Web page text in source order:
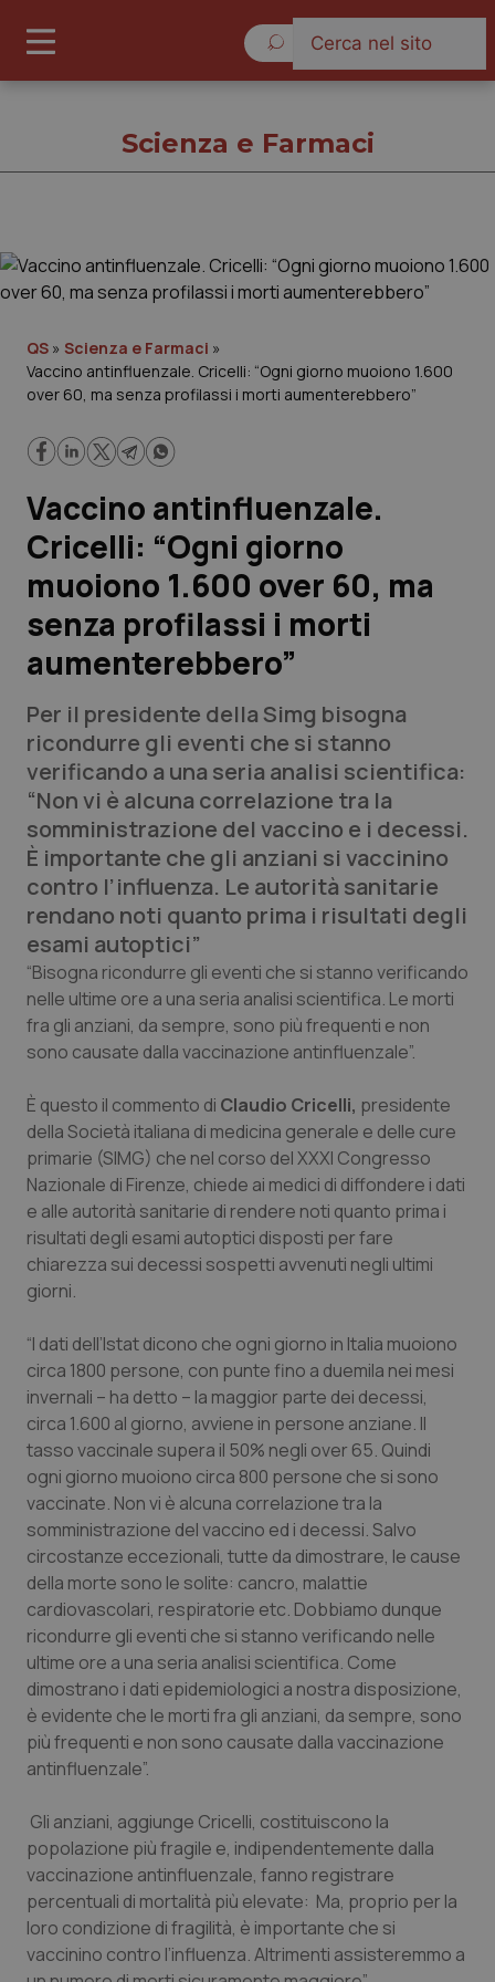
Governo e Parlamento
Regioni e Asl
Lavoro e Professioni
Scienza e Farmaci
Studi e Analisi
Lettere al direttore
Edizioni Regionali
QS Pro
Professionisti Sanitari.AI
Abruzzo
Basilicata
Calabria
Campania
Emilia-Romagna
Friuli Venezia Giulia
Lazio
Liguria
Lombardia
Marche
Molise
Piemonte
Provincia Autonoma di Bolzano
Provincia Autonoma di Trento
Puglia
Sardegna
Sicilia
Toscana
Umbria
QS Pro Gold
Artrite & artrosi
Asma & BPCO
Car-T
Colesterolo & coronaropatie
Dermatite Atopica
Diabete & glucometri
Disturbi dell’umore
Dolore
Donna & Salute
Epatiti
HIV
Infezioni & Febbre
Ipertensione & Scompenso
Malattie rare
Malattia di Crohn & Rettocolite Ulcerosa
Neuroscienze & patologie neurodegenerative
Obesità
Oftalmologia
QS Club Newsletter
Scienza e Farmaci
QS » Scienza e Farmaci »
Vaccino antinfluenzale. Cricelli: “Ogni giorno muoiono 1.600
over 60, ma senza profilassi i morti aumenterebbero”
Vaccino antinfluenzale.
Cricelli: “Ogni giorno
muoiono 1.600 over 60, ma
senza profilassi i morti
aumenterebbero”
Per il presidente della Simg bisogna
ricondurre gli eventi che si stanno
verificando a una seria analisi scientifica:
“Non vi è alcuna correlazione tra la
somministrazione del vaccino e i decessi.
È importante che gli anziani si vaccinino
contro l’influenza. Le autorità sanitarie
rendano noti quanto prima i risultati degli
esami autoptici”
“Bisogna ricondurre gli eventi che si stanno verificando
nelle ultime ore a una seria analisi scientifica. Le morti
fra gli anziani, da sempre, sono più frequenti e non
sono causate dalla vaccinazione antinfluenzale”.
È questo il commento di Claudio Cricelli, presidente
della Società italiana di medicina generale e delle cure
primarie (SIMG) che nel corso del XXXI Congresso
Nazionale di Firenze, chiede ai medici di diffondere i dati
e alle autorità sanitarie di rendere noti quanto prima i
risultati degli esami autoptici disposti per fare
chiarezza sui decessi sospetti avvenuti negli ultimi
giorni.
“I dati dell’Istat dicono che ogni giorno in Italia muoiono
circa 1800 persone, con punte fino a duemila nei mesi
invernali – ha detto – la maggior parte dei decessi,
circa 1.600 al giorno, avviene in persone anziane. Il
tasso vaccinale supera il 50% negli over 65. Quindi
ogni giorno muoiono circa 800 persone che si sono
vaccinate. Non vi è alcuna correlazione tra la
somministrazione del vaccino ed i decessi. Salvo
circostanze eccezionali, tutte da dimostrare, le cause
della morte sono le solite: cancro, malattie
cardiovascolari, respiratorie etc. Dobbiamo dunque
ricondurre gli eventi che si stanno verificando nelle
ultime ore a una seria analisi scientifica. Come
dimostrano i dati epidemiologici a nostra disposizione,
è evidente che le morti fra gli anziani, da sempre, sono
più frequenti e non sono causate dalla vaccinazione
antinfluenzale”.
Gli anziani, aggiunge Cricelli, costituiscono la
popolazione più fragile e, indipendentemente dalla
vaccinazione antinfluenzale, fanno registrare
percentuali di mortalità più elevate: Ma, proprio per la
loro condizione di fragilità, è importante che si
vaccinino contro l’influenza. Altrimenti assisteremmo a